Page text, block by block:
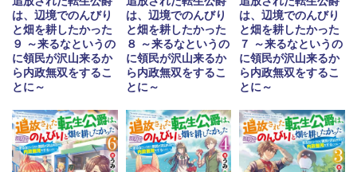
は、辺境でのんびり
と畑を耕したかった
９ ～来るなというの
に領民が沢山来るか
ら内政無双をするこ
とに～
は、辺境でのんびり
と畑を耕したかった
８ ～来るなというの
に領民が沢山来るか
ら内政無双をするこ
とに～
は、辺境でのんびり
と畑を耕したかった
７ ～来るなというの
に領民が沢山来るか
ら内政無双をするこ
とに～